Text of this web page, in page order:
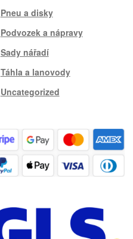
Pneu a disky
Podvozek a nápravy
Sady nářadí
Táhla a lanovody
Uncategorized